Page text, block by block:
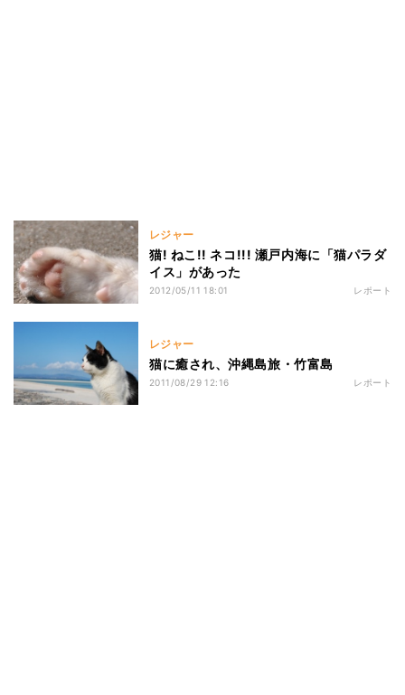
レジャー
猫! ねこ!! ネコ!!! 瀬戸内海に「猫パラダ
イス」があった
2012/05/11 18:01 レポート
レジャー
猫に癒され、沖縄島旅・竹富島
2011/08/29 12:16 レポート